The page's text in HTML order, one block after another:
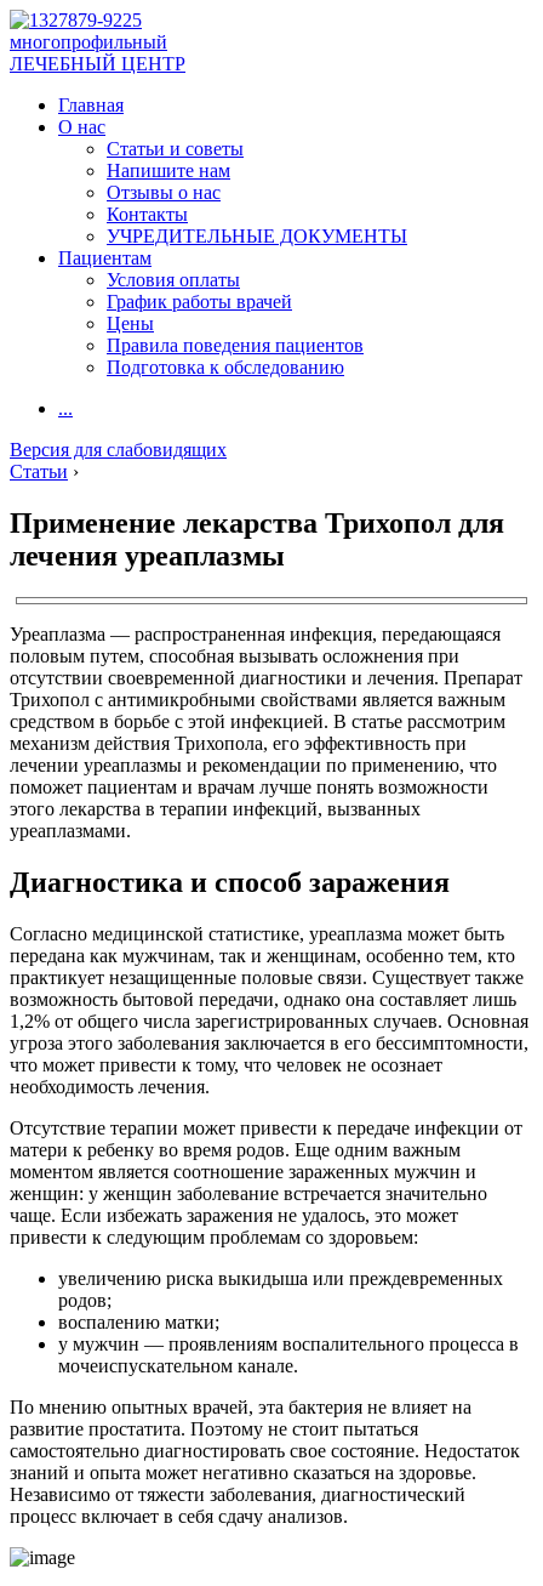
многопрофильный
ЛЕЧЕБНЫЙ ЦЕНТР
Главная
О нас
Статьи и советы
Напишите нам
Отзывы о нас
Контакты
УЧРЕДИТЕЛЬНЫЕ ДОКУМЕНТЫ
Пациентам
Условия оплаты
График работы врачей
Цены
Правила поведения пациентов
Подготовка к обследованию
...
Версия для слабовидящих
Статьи ›
Применение лекарства Трихопол для
лечения уреаплазмы
Уреаплазма — распространенная инфекция, передающаяся
половым путем, способная вызывать осложнения при
отсутствии своевременной диагностики и лечения. Препарат
Трихопол с антимикробными свойствами является важным
средством в борьбе с этой инфекцией. В статье рассмотрим
механизм действия Трихопола, его эффективность при
лечении уреаплазмы и рекомендации по применению, что
поможет пациентам и врачам лучше понять возможности
этого лекарства в терапии инфекций, вызванных
уреаплазмами.
Диагностика и способ заражения
Согласно медицинской статистике, уреаплазма может быть
передана как мужчинам, так и женщинам, особенно тем, кто
практикует незащищенные половые связи. Существует также
возможность бытовой передачи, однако она составляет лишь
1,2% от общего числа зарегистрированных случаев. Основная
угроза этого заболевания заключается в его бессимптомности,
что может привести к тому, что человек не осознает
необходимость лечения.
Отсутствие терапии может привести к передаче инфекции от
матери к ребенку во время родов. Еще одним важным
моментом является соотношение зараженных мужчин и
женщин: у женщин заболевание встречается значительно
чаще. Если избежать заражения не удалось, это может
привести к следующим проблемам со здоровьем:
увеличению риска выкидыша или преждевременных
родов;
воспалению матки;
у мужчин — проявлениям воспалительного процесса в
мочеиспускательном канале.
По мнению опытных врачей, эта бактерия не влияет на
развитие простатита. Поэтому не стоит пытаться
самостоятельно диагностировать свое состояние. Недостаток
знаний и опыта может негативно сказаться на здоровье.
Независимо от тяжести заболевания, диагностический
процесс включает в себя сдачу анализов.